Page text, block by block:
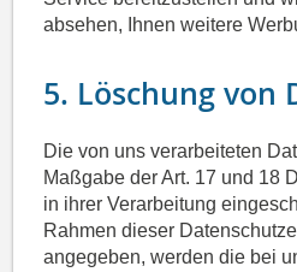
absehen, Ihnen weitere
5. Löschung von
Die von uns verarbeiteten
Maßgabe der Art. 17 und 18
in ihrer Verarbeitung
Rahmen dieser
angegeben, werden die bei